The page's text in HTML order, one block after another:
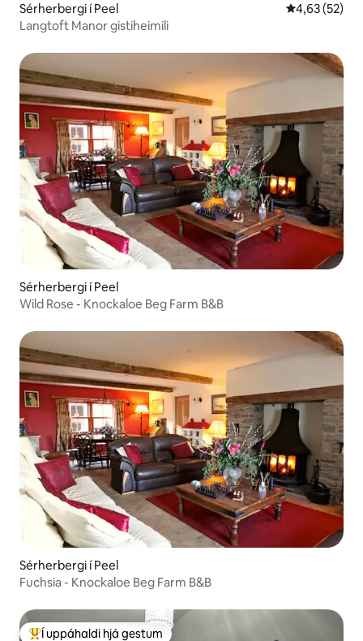
Sérherbergi í Peel 4,63 af 5 í
4,63 (52)
Langtoft Manor gistiheimili
Sérherbergi í Peel
Wild Rose - Knockaloe Beg Farm B&B
Sérherbergi í Peel
Fuchsia - Knockaloe Beg Farm B&B
Í uppáhaldi hjá gestum